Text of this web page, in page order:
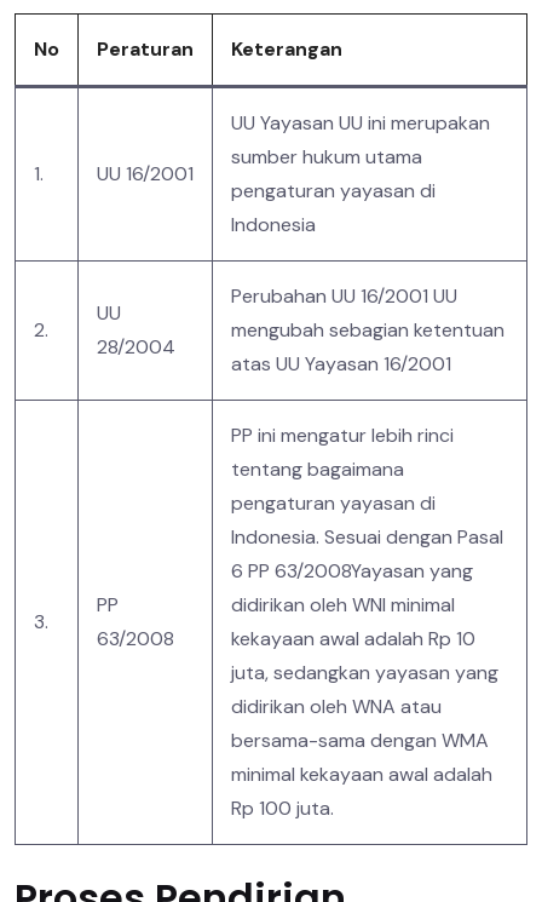
No Peraturan Keterangan
1. UU 16/2001
UU Yayasan UU ini merupakan
sumber hukum utama
pengaturan yayasan di
Indonesia
2.
UU
28/2004
Perubahan UU 16/2001 UU
mengubah sebagian ketentuan
atas UU Yayasan 16/2001
3.
PP
63/2008
PP ini mengatur lebih rinci
tentang bagaimana
pengaturan yayasan di
Indonesia. Sesuai dengan Pasal
6 PP 63/2008Yayasan yang
didirikan oleh WNI minimal
kekayaan awal adalah Rp 10
juta, sedangkan yayasan yang
didirikan oleh WNA atau
bersama-sama dengan WMA
minimal kekayaan awal adalah
Rp 100 juta.